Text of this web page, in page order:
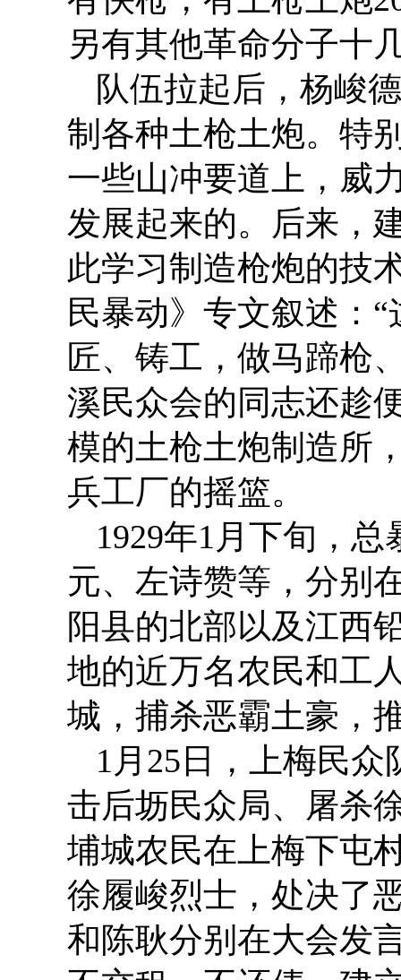
另有其他革命分子十
队伍拉起后，杨峻
制各种土枪土炮。特
一些山冲要道上，威
发展起来的。后来，
此学习制造枪炮的技
民暴动》专文叙述：
匠、铸工，做马蹄枪
溪民众会的同志还趁
模的土枪土炮制造所
兵工厂的摇篮。
1929年1月下旬，
元、左诗赞等，分别
阳县的北部以及江西
地的近万名农民和工
城，捕杀恶霸土豪，
1月25日，上梅民
击后坜民众局、屠杀
埔城农民在上梅下屯
徐履峻烈士，处决了
和陈耿分别在大会发